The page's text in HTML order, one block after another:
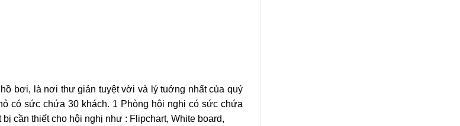
bơi, là nơi thư giản tuyệt vời và lý tuởng nhất của quý
có sức chứa 30 khách. 1 Phòng hội nghị có sức chứa
cần thiết cho hội nghị như : Flipchart, White board,